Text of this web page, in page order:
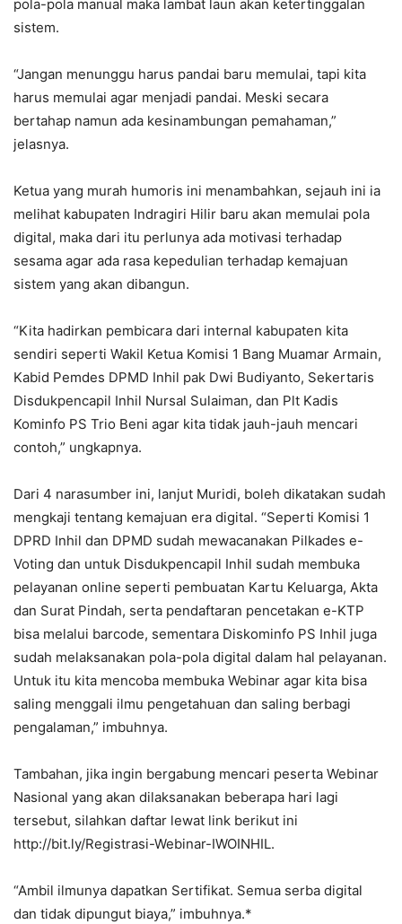
pola-pola manual maka lambat laun akan ketertinggalan
sistem.
“Jangan menunggu harus pandai baru memulai, tapi kita
harus memulai agar menjadi pandai. Meski secara
bertahap namun ada kesinambungan pemahaman,”
jelasnya.
Ketua yang murah humoris ini menambahkan, sejauh ini ia
melihat kabupaten Indragiri Hilir baru akan memulai pola
digital, maka dari itu perlunya ada motivasi terhadap
sesama agar ada rasa kepedulian terhadap kemajuan
sistem yang akan dibangun.
“Kita hadirkan pembicara dari internal kabupaten kita
sendiri seperti Wakil Ketua Komisi 1 Bang Muamar Armain,
Kabid Pemdes DPMD Inhil pak Dwi Budiyanto, Sekertaris
Disdukpencapil Inhil Nursal Sulaiman, dan Plt Kadis
Kominfo PS Trio Beni agar kita tidak jauh-jauh mencari
contoh,” ungkapnya.
Dari 4 narasumber ini, lanjut Muridi, boleh dikatakan sudah
mengkaji tentang kemajuan era digital. “Seperti Komisi 1
DPRD Inhil dan DPMD sudah mewacanakan Pilkades e-
Voting dan untuk Disdukpencapil Inhil sudah membuka
pelayanan online seperti pembuatan Kartu Keluarga, Akta
dan Surat Pindah, serta pendaftaran pencetakan e-KTP
bisa melalui barcode, sementara Diskominfo PS Inhil juga
sudah melaksanakan pola-pola digital dalam hal pelayanan.
Untuk itu kita mencoba membuka Webinar agar kita bisa
saling menggali ilmu pengetahuan dan saling berbagi
pengalaman,” imbuhnya.
Tambahan, jika ingin bergabung mencari peserta Webinar
Nasional yang akan dilaksanakan beberapa hari lagi
tersebut, silahkan daftar lewat link berikut ini
http://bit.ly/Registrasi-Webinar-IWOINHIL.
“Ambil ilmunya dapatkan Sertifikat. Semua serba digital
dan tidak dipungut biaya,” imbuhnya.*